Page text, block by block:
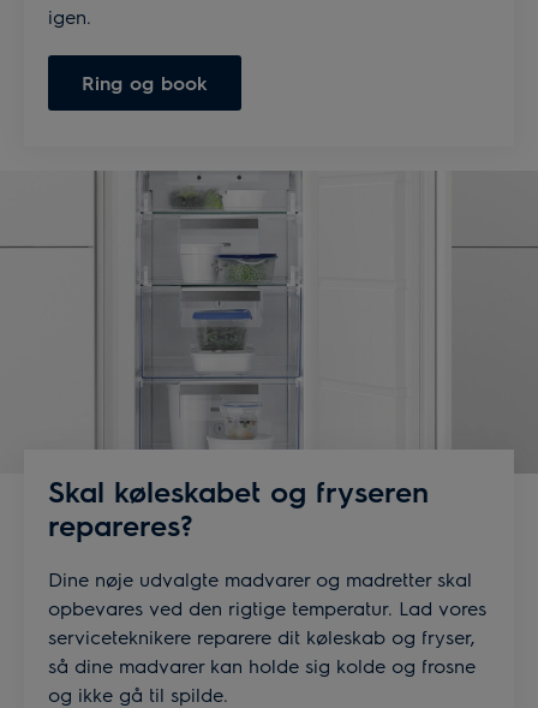
igen.
Ring og book
Skal køleskabet og fryseren
repareres?
Dine nøje udvalgte madvarer og madretter skal
opbevares ved den rigtige temperatur. Lad vores
serviceteknikere reparere dit køleskab og fryser,
så dine madvarer kan holde sig kolde og frosne
og ikke gå til spilde.